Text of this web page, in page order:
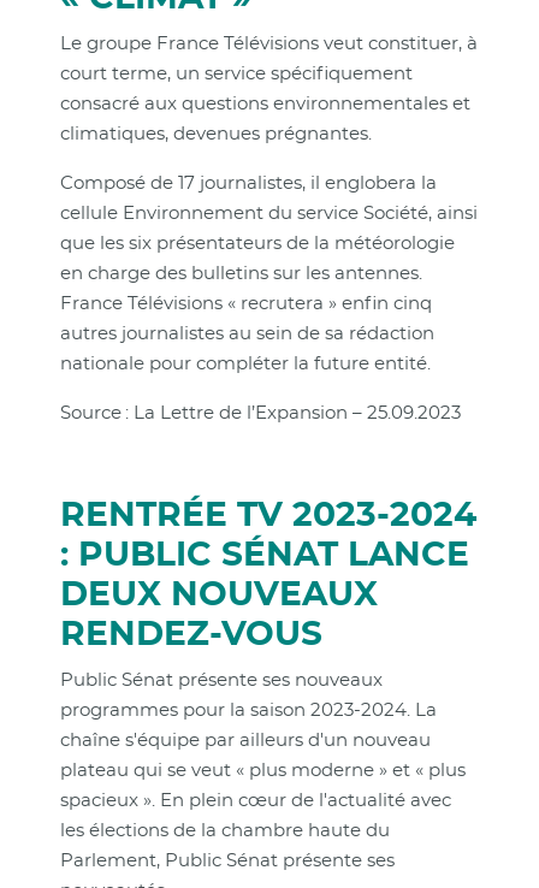
Le groupe France Télévisions veut constituer, à
court terme, un service spécifiquement
consacré aux questions environnementales et
climatiques, devenues prégnantes.
Composé de 17 journalistes, il englobera la
cellule Environnement du service Société, ainsi
que les six présentateurs de la météorologie
en charge des bulletins sur les antennes.
France Télévisions « recrutera » enfin cinq
autres journalistes au sein de sa rédaction
nationale pour compléter la future entité.
Source : La Lettre de l’Expansion – 25.09.2023
RENTRÉE TV 2023-2024
: PUBLIC SÉNAT LANCE
DEUX NOUVEAUX
RENDEZ-VOUS
Public Sénat présente ses nouveaux
programmes pour la saison 2023-2024. La
chaîne s'équipe par ailleurs d'un nouveau
plateau qui se veut « plus moderne » et « plus
spacieux ». En plein cœur de l'actualité avec
les élections de la chambre haute du
Parlement, Public Sénat présente ses